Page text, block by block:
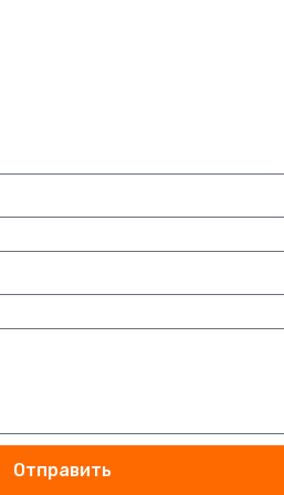
Отправить